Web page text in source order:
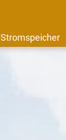
Stromspeicher